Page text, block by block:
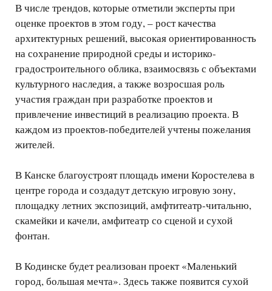
В числе трендов, которые отметили эксперты при
оценке проектов в этом году, – рост качества
архитектурных решений, высокая ориентированность
на сохранение природной среды и историко-
градостроительного облика, взаимосвязь с объектами
культурного наследия, а также возросшая роль
участия граждан при разработке проектов и
привлечение инвестиций в реализацию проекта. В
каждом из проектов-победителей учтены пожелания
жителей.
В Канске благоустроят площадь имени Коростелева в
центре города и создадут детскую игровую зону,
площадку летних экспозиций, амфтитеатр-читальню,
скамейки и качели, амфитеатр со сценой и сухой
фонтан.
В Кодинске будет реализован проект «Маленький
город, большая мечта». Здесь также появится сухой